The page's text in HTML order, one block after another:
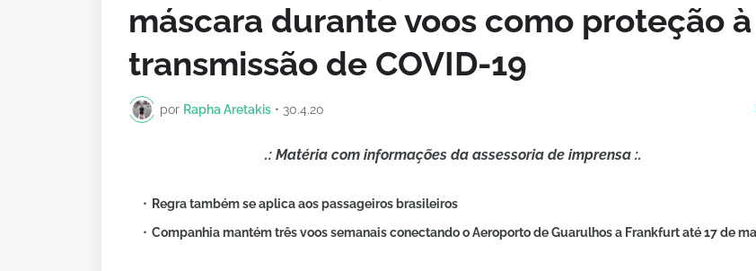
máscara durante voos como proteção à
transmissão de COVID-19
por Rapha Aretakis • 30.4.20
.: Matéria com informações da assessoria de imprensa :.
Regra também se aplica aos passageiros brasileiros
Companhia mantém três voos semanais conectando o Aeroporto de Guarulhos a Frankfurt até 17 de